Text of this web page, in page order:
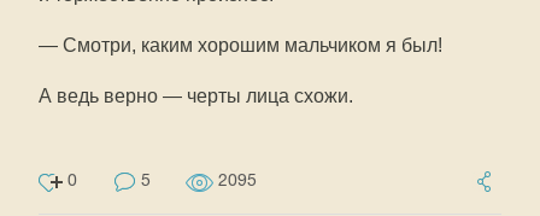
— Смотри, каким хорошим мальчиком я был!
А ведь верно — черты лица схожи.
0 5 2095